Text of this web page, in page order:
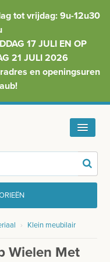
tot vrijdag: 9u-12u30
17 JULI EN OP
21 JULI 2026
en openingsuren
› Klein meubilair
Wielen Met